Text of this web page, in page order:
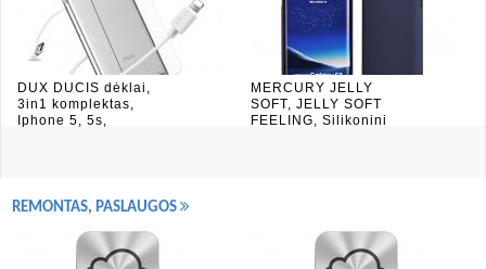
DUX DUCIS dėklai,
3in1 komplektas,
Iphone 5, 5s,
MERCURY JELLY
SOFT, JELLY SOFT
FEELING, Silikonini
REMONTAS, PASLAUGOS